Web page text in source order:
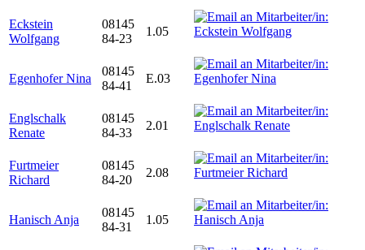
Eckstein
Wolfgang
08145
84-23
1.05
Egenhofer Nina
08145
84-41
E.03
Englschalk
Renate
08145
84-33
2.01
Furtmeier
Richard
08145
84-20
2.08
Hanisch Anja
08145
84-31
1.05